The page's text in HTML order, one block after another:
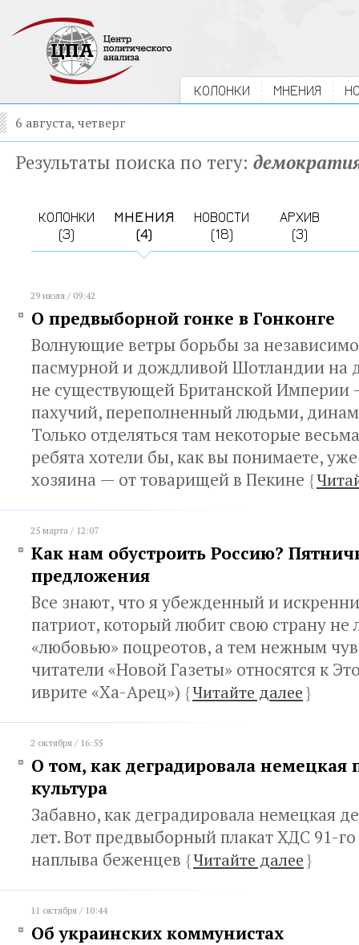
КОЛОНКИ МНЕНИЯ
6 августа, четверг
Результаты поиска по тегу:
КОЛОНКИ
(3)
МНЕНИЯ
(4)
НОВОСТИ
(18)
АРХИВ
(3)
29 июля / 09:42
О предвыборной гонке в Гонконге
Волнующие ветры борьбы за
пасмурной и дождливой Шотландии на
не существующей Британской Империи
пахучий, переполненный людьми,
Только отделяться там некоторые
ребята хотели бы, как вы понимаете,
хозяина — от товарищей в Пекине {
25 марта / 12:07
Как нам обустроить Россию?
предложения
Все знают, что я убежденный и
патриот, который любит свою страну не
«любовью» поцреотов, а тем нежным
читатели «Новой Газеты» относятся к
иврите «Ха-Арец») {Читайте далее}
2 октября / 16:55
О том, как деградировала немецкая
культура
Забавно, как деградировала немецкая
лет. Вот предвыборный плакат ХДС 91-
наплыва беженцев {Читайте далее}
11 октября / 10:44
Об украинских коммунистах